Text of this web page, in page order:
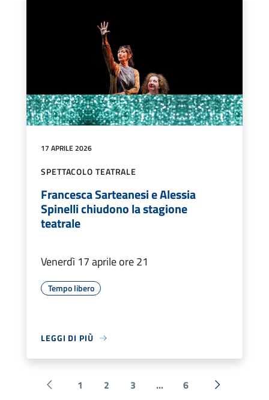
17 APRILE 2026
SPETTACOLO TEATRALE
Francesca Sarteanesi e Alessia
Spinelli chiudono la stagione
teatrale
Venerdì 17 aprile ore 21
Tempo libero
LEGGI DI PIÙ
Pagina precedente
1 2 3 ... 6 Successiva